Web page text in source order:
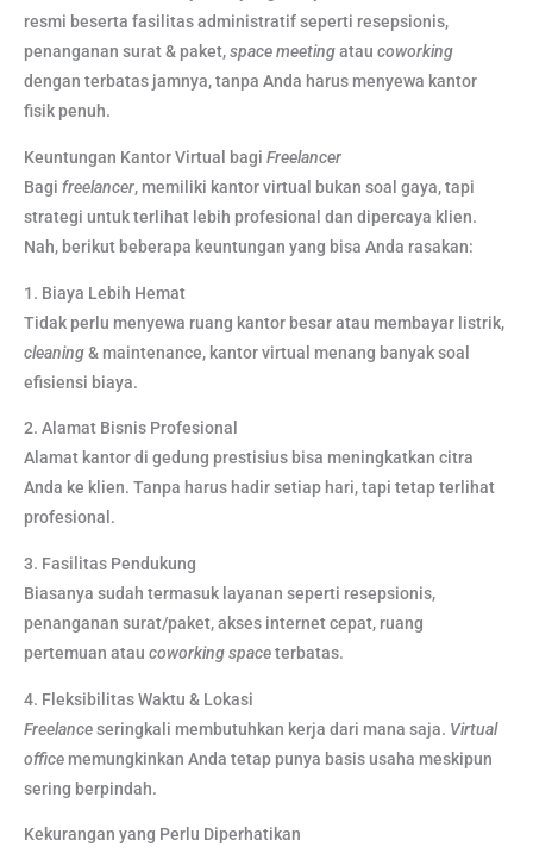
resmi beserta fasilitas administratif seperti resepsionis,
penanganan surat & paket,spacemeetingatau coworking
dengan terbatas jamnya, tanpa Anda harus menyewa kantor
fisik penuh.
Keuntungan Kantor Virtual bagi Freelancer
Bagi freelancer, memiliki kantor virtual bukan soal gaya, tapi
strategi untuk terlihat lebih profesional dan dipercaya klien.
Nah, berikut beberapa keuntungan yang bisa Anda rasakan:
1. Biaya Lebih Hemat
Tidak perlu menyewa ruang kantor besar atau membayar listrik,
cleaning& maintenance, kantor virtual menang banyak soal
efisiensi biaya.
2. Alamat Bisnis Profesional
Alamat kantor di gedung prestisius bisa meningkatkan citra
Anda ke klien. Tanpa harus hadir setiap hari, tapi tetap terlihat
profesional.
3. Fasilitas Pendukung
Biasanya sudah termasuk layanan seperti resepsionis,
penanganan surat/paket, akses internet cepat, ruang
pertemuan atau coworking spaceterbatas.
4. Fleksibilitas Waktu & Lokasi
Freelanceseringkali membutuhkan kerja dari mana saja. Virtual
office memungkinkan Anda tetap punya basis usaha meskipun
sering berpindah.
Kekurangan yang Perlu Diperhatikan